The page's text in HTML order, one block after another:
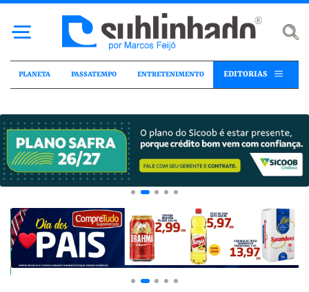
PLANETA PASSATEMPO ENTRETENIMENTO EDITORIAS